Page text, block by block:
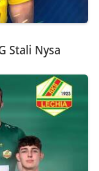
Stali Nysa